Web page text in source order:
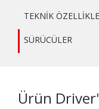
TEKNİK
SÜRÜCÜLER
Ürün